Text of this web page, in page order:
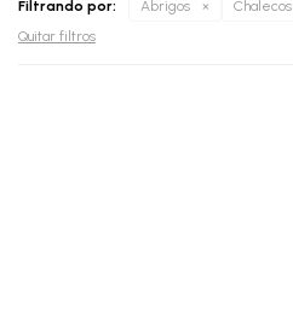
Filtrando por: Abrigos Chalecos
Quitar filtros